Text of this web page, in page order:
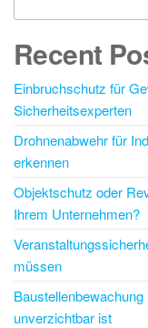
Recent
Einbruchschutz für
Sicherheitsexperten
Drohnenabwehr für
erkennen
Objektschutz oder
Ihrem Unternehmen?
müssen
unverzichtbar ist